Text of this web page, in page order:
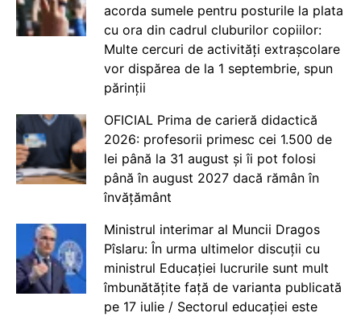
acorda sumele pentru posturile la plata
cu ora din cadrul cluburilor copiilor:
Multe cercuri de activități extrașcolare
vor dispărea de la 1 septembrie, spun
părinții
OFICIAL Prima de carieră didactică
2026: profesorii primesc cei 1.500 de
lei până la 31 august și îi pot folosi
până în august 2027 dacă rămân în
învățământ
Ministrul interimar al Muncii Dragos
Pîslaru: În urma ultimelor discuții cu
ministrul Educației lucrurile sunt mult
îmbunătățite față de varianta publicată
pe 17 iulie / Sectorul educației este